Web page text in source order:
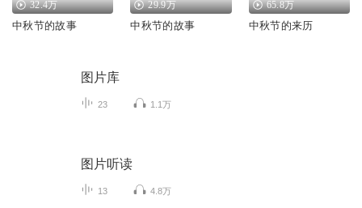
32.4万
中秋节的故事
29.9万
中秋节的故事
65.8万
中秋节的来历
图片库
23 1.1万
图片听读
13 4.8万